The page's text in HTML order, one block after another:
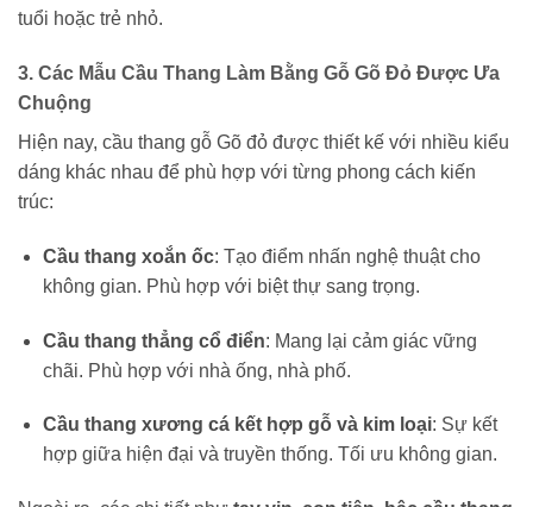
tuổi hoặc trẻ nhỏ.
3. Các Mẫu Cầu Thang Làm Bằng Gỗ Gõ Đỏ Được Ưa
Chuộng
Hiện nay, cầu thang gỗ Gõ đỏ được thiết kế với nhiều kiểu
dáng khác nhau để phù hợp với từng phong cách kiến
trúc:
Cầu thang xoắn ốc: Tạo điểm nhấn nghệ thuật cho
không gian. Phù hợp với biệt thự sang trọng.
Cầu thang thẳng cổ điển: Mang lại cảm giác vững
chãi. Phù hợp với nhà ống, nhà phố.
Cầu thang xương cá kết hợp gỗ và kim loại: Sự kết
hợp giữa hiện đại và truyền thống. Tối ưu không gian.